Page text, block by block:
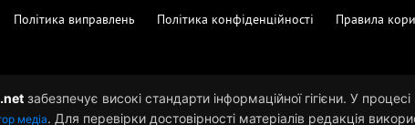
Політика виправлень Політика конфіденційності Правила
забезпечує високі стандарти інформаційної гігієни. У процесі
медіа. Для перевірки достовірності матеріалів редакція